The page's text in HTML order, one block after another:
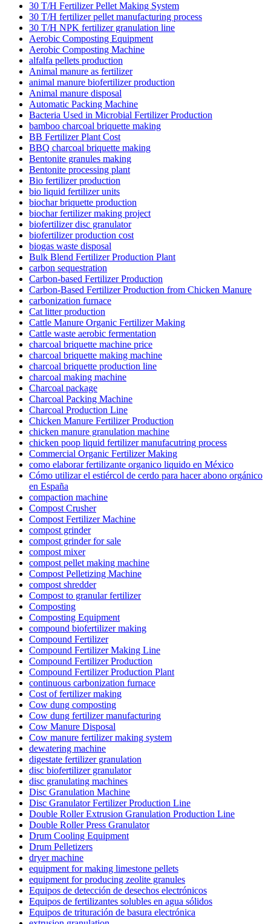
30 T/H Fertilizer Pellet Making System
30 T/H fertilizer pellet manufacturing process
30 T/H NPK fertilizer granulation line
Aerobic Composting Equipment
Aerobic Composting Machine
alfalfa pellets production
Animal manure as fertilizer
animal manure biofertilizer production
Animal manure disposal
Automatic Packing Machine
Bacteria Used in Microbial Fertilizer Production
bamboo charcoal briquette making
BB Fertilizer Plant Cost
BBQ charcoal briquette making
Bentonite granules making
Bentonite processing plant
Bio fertilizer production
bio liquid fertilizer units
biochar briquette production
biochar fertilizer making project
biofertilizer disc granulator
biofertilizer production cost
biogas waste disposal
Bulk Blend Fertilizer Production Plant
carbon sequestration
Carbon-based Fertilizer Production
Carbon-Based Fertilizer Production from Chicken Manure
carbonization furnace
Cat litter production
Cattle Manure Organic Fertilizer Making
Cattle waste aerobic fermentation
charcoal briquette machine price
charcoal briquette making machine
charcoal briquette production line
charcoal making machine
Charcoal package
Charcoal Packing Machine
Charcoal Production Line
Chicken Manure Fertilizer Production
chicken manure granulation machine
chicken poop liquid fertilizer manufacutring process
Commercial Organic Fertilizer Making
como elaborar fertilizante organico liquido en México
Cómo utilizar el estiércol de cerdo para hacer abono orgánico
en España
compaction machine
Compost Crusher
Compost Fertilizer Machine
compost grinder
compost grinder for sale
compost mixer
compost pellet making machine
Compost Pelletizing Machine
compost shredder
Compost to granular fertilizer
Composting
Composting Equipment
compound biofertilizer making
Compound Fertilizer
Compound Fertilizer Making Line
Compound Fertilizer Production
Compound Fertilizer Production Plant
continuous carbonization furnace
Cost of fertilizer making
Cow dung composting
Cow dung fertilizer manufacturing
Cow Manure Disposal
Cow manure fertilizer making system
dewatering machine
digestate fertilizer granulation
disc biofertilizer granulator
disc granulating machines
Disc Granulation Machine
Disc Granulator Fertilizer Production Line
Double Roller Extrusion Granulation Production Line
Double Roller Press Granulator
Drum Cooling Equipment
Drum Pelletizers
dryer machine
equipment for making limestone pellets
equipment for producing zeolite granules
Equipos de detección de desechos electrónicos
Equipos de fertilizantes solubles en agua sólidos
Equipos de trituración de basura electrónica